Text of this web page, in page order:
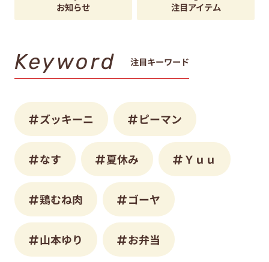
お知らせ 注目アイテム
Keyword 注目キーワード
ズッキーニ ピーマン
なす 夏休み Ｙｕｕ
鶏むね肉 ゴーヤ
山本ゆり お弁当